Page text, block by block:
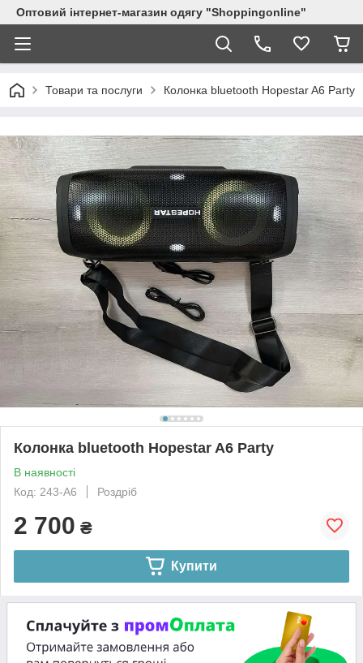
Оптовий інтернет-магазин одягу "Shoppingonline"
Товари та послуги Колонка bluetooth Hopestar A6 Party
Колонка bluetooth Hopestar A6 Party
В наявності
Код: 243-А6
Роздріб
2 700 ₴
Купити